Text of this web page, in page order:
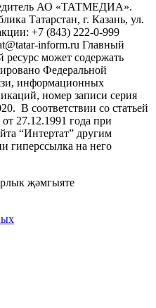
АО «ТАТМЕДИА».
Татарстан, г. Казань, ул.
+7 (843) 222-0-999
inform.ru Главный
ресурс может содержать
Федеральной
информационных
номер записи серия
В соответствии со статьей
27.12.1991 года при
“Интертат” другим
гиперссылка на него
җәмгыяте